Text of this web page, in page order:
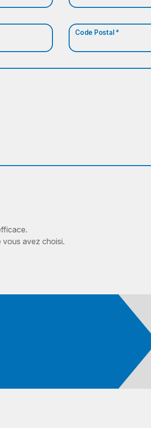
Code Postal *
vous avez choisi.